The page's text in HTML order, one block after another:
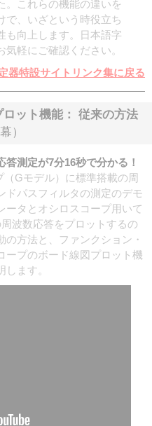
。これらの機能の違いを
で、いざという時役立ち
も向上します。日本語字
軽にご確認ください。
器特設サイトリンク集に戻る
ット機能： 従来の方法
）
測定が7分16秒で分かる！
Gモデル）に標準搭載の周
ドパスフィルタの測定のデモ
ータとオシロスコープ用いて
波数応答をプロットするの
方法と、ファンクション・
ープのボード線図プロット機
ます。